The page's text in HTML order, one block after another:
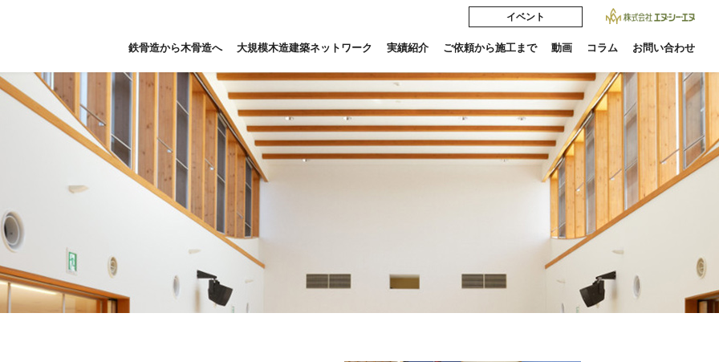
イベント
鉄骨造から木骨造へ 大規模木造建築ネットワーク 実績紹介 ご依頼から施工まで 動画 コラム お問い合わせ